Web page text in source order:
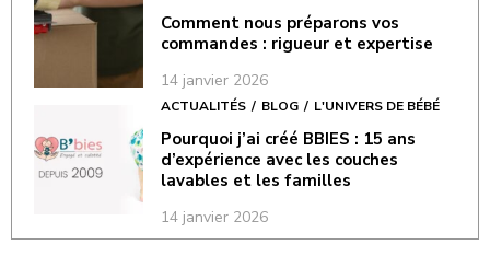
Comment nous préparons vos
commandes : rigueur et expertise
14 janvier 2026
ACTUALITÉS BLOG L'UNIVERS DE BÉBÉ
Pourquoi j’ai créé BBIES : 15 ans
d’expérience avec les couches
lavables et les familles
14 janvier 2026